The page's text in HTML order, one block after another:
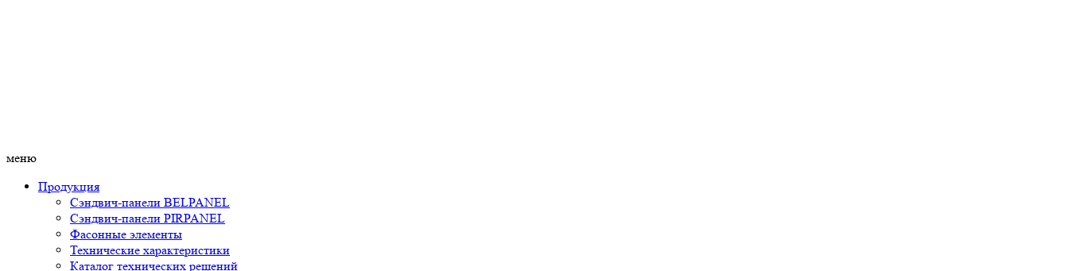
меню
Продукция
Сэндвич-панели BELPANEL
Сэндвич-панели PIRPANEL
Фасонные элементы
Технические характеристики
Каталог технических решений